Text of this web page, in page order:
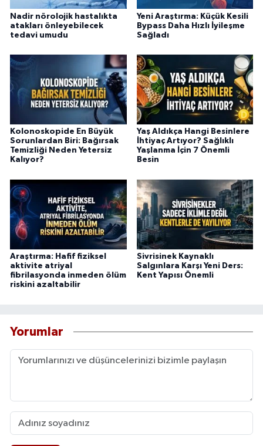
Nadir nörolojik hastalıkta
atakları önleyebilecek
tedavi umudu
Yeni Araştırma: Küçük Kesili
Bypass Daha Hızlı İyileşme
Sağladı
Kolonoskopide En Büyük
Sorunlardan Biri: Bağırsak
Temizliği Neden Yetersiz
Kalıyor?
Yaş Aldıkça Hangi Besinlere
İhtiyaç Artıyor? Sağlıklı
Yaşlanma İçin 7 Önemli
Besin
Araştırma: Hafif fiziksel
aktivite atriyal
fibrilasyonda inmeden ölüm
riskini azaltabilir
Sivrisinek Kaynaklı
Salgınlara Karşı Yeni Ders:
Kent Yapısı Önemli
Yorumlar